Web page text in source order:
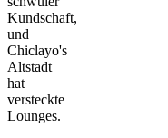
Kundschaft,
und
Chiclayo's
Altstadt
hat
versteckte
Lounges.